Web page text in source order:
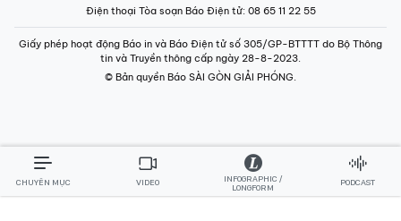
Điện thoại Tòa soạn Báo Điện tử: 08 65 11 22 55
Giấy phép hoạt động Báo in và Báo Điện tử số 305/GP-BTTTT do Bộ Thông
tin và Truyền thông cấp ngày 28-8-2023.
© Bản quyền Báo SÀI GÒN GIẢI PHÓNG.
CHUYÊN MỤC VIDEO
INFOGRAPHIC /
LONGFORM
PODCAST